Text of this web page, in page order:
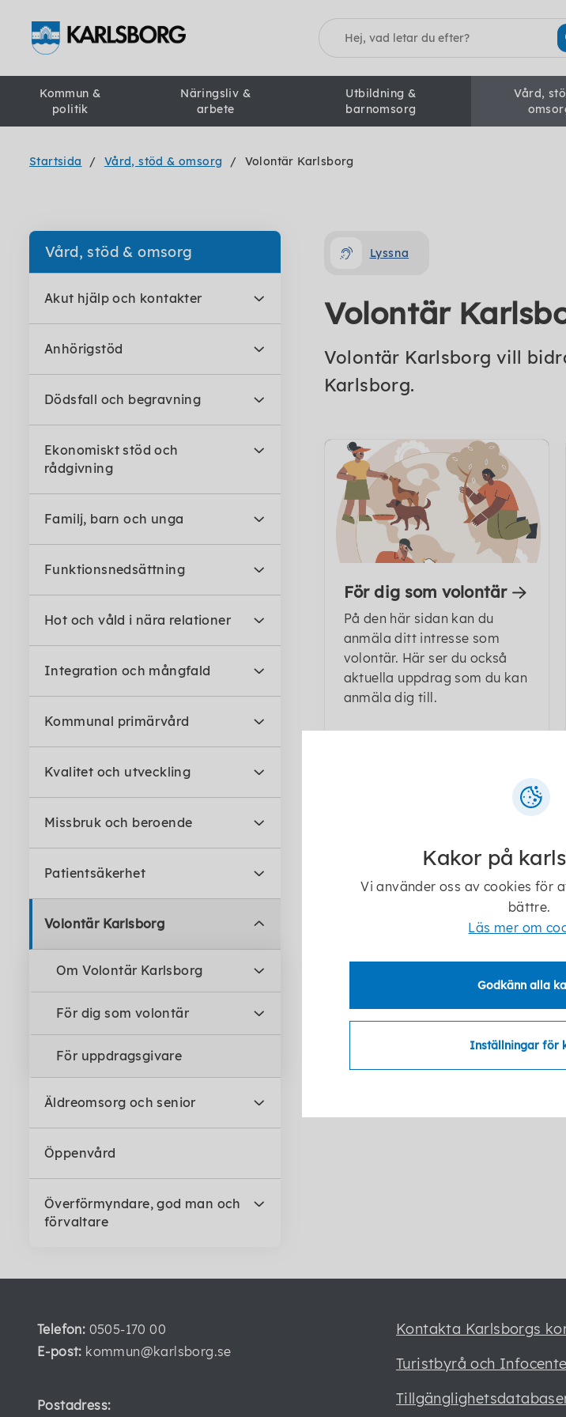
Sök
Kommun &
politik
Näringsliv &
arbete
Utbildning &
barnomsorg
Vård,
Startsida Vård, stöd & omsorg Volontär Karlsborg
Vård, stöd & omsorg
Akut hjälp och kontakter
Anhörigstöd
Dödsfall och begravning
Ekonomiskt stöd och
rådgivning
Familj, barn och unga
Funktionsnedsättning
Hot och våld i nära relationer
Integration och mångfald
Kommunal primärvård
Kvalitet och utveckling
Missbruk och beroende
Patientsäkerhet
Volontär Karlsborg
Om Volontär Karlsborg
För dig som volontär
För uppdragsgivare
Äldreomsorg och senior
Öppenvård
Överförmyndare, god man och
förvaltare
Lyssna
Volontär
Volontär Karlsborg vill
Karlsborg.
För dig som volontär
På den här sidan kan du
anmäla ditt intresse som
volontär. Här ser du också
aktuella uppdrag som du kan
anmäla dig till.
5 augusti 2026
Telefon: 0505-170 00
E-post: kommun@karlsborg.se
Postadress:
Kontakta Karlsborgs
Turistbyrå och
Kakor på
Vi använder oss av cookies för
bättre.
Läs mer om
Godkänn alla
Inställningar för